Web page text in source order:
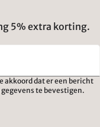
5% extra korting.
akkoord dat er een bericht
te bevestigen.